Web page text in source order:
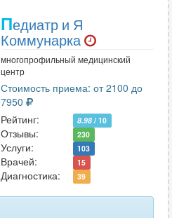
Педиатр и Я
Коммунарка
многопрофильный медицинский
центр
Стоимость приема: от 2100 до
7950
Рейтинг:
8.98 / 10
Отзывы: 230
Услуги: 103
Врачей: 15
Диагностика: 39